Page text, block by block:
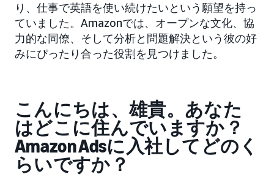
り、仕事で英語を使い続けたいという願望を持っ
ていました。Amazonでは、オープンな文化、協
力的な同僚、そして分析と問題解決という彼の好
みにぴったり合った役割を見つけました。
こんにちは、雄貴。あなた
はどこに住んでいますか？
Amazon Adsに入社してどのく
らいですか？